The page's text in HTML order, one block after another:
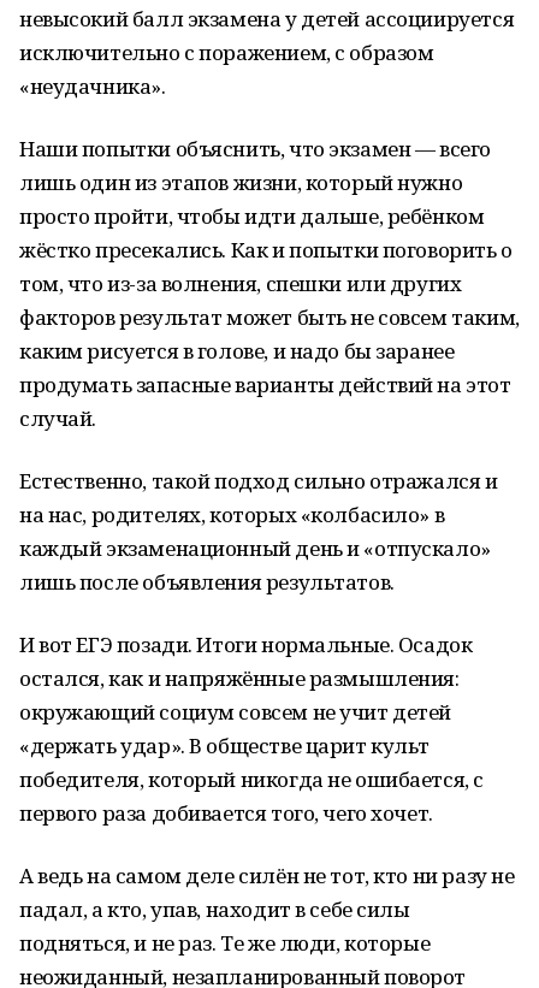
невысокий балл экзамена у детей ассоциируется
исключительно с поражением, с образом
«неудачника».
Наши попытки объяснить, что экзамен — всего
лишь один из этапов жизни, который нужно
просто пройти, чтобы идти дальше, ребёнком
жёстко пресекались. Как и попытки поговорить о
том, что из-за волнения, спешки или других
факторов результат может быть не совсем таким,
каким рисуется в голове, и надо бы заранее
продумать запасные варианты действий на этот
случай.
Естественно, такой подход сильно отражался и
на нас, родителях, которых «колбасило» в
каждый экзаменационный день и «отпускало»
лишь после объявления результатов.
И вот ЕГЭ позади. Итоги нормальные. Осадок
остался, как и напряжённые размышления:
окружающий социум совсем не учит детей
«держать удар». В обществе царит культ
победителя, который никогда не ошибается, с
первого раза добивается того, чего хочет.
А ведь на самом деле силён не тот, кто ни разу не
падал, а кто, упав, находит в себе силы
подняться, и не раз. Те же люди, которые
неожиданный, незапланированный поворот